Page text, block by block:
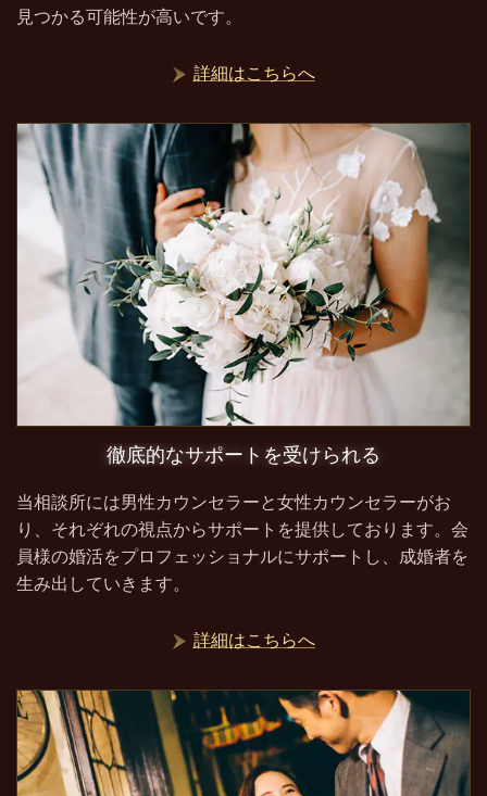
見つかる可能性が高いです。
詳細はこちらへ
徹底的なサポートを受けられる
当相談所には男性カウンセラーと女性カウンセラーがお
り、それぞれの視点からサポートを提供しております。会
員様の婚活をプロフェッショナルにサポートし、成婚者を
生み出していきます。
詳細はこちらへ